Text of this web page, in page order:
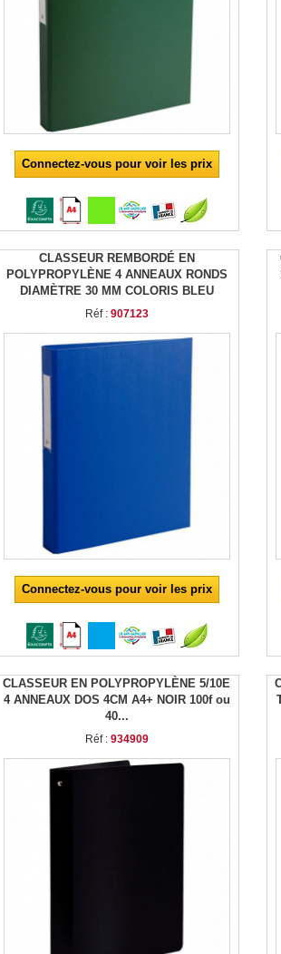
Connectez-vous pour voir les prix
CLASSEUR REMBORDÉ EN
POLYPROPYLÈNE 4 ANNEAUX RONDS
DIAMÈTRE 30 MM COLORIS BLEU
Réf : 907123
Connectez-vous pour voir les prix
CLASSEUR EN POLYPROPYLÈNE 5/10E
4 ANNEAUX DOS 4CM A4+ NOIR 100f ou
40...
Réf : 934909